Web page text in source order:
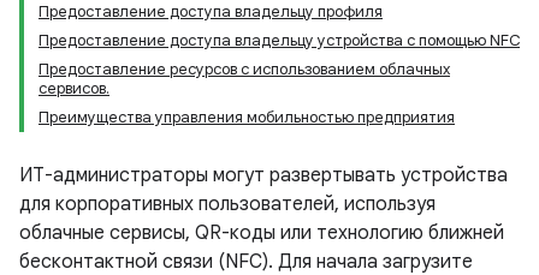
Предоставление доступа владельцу профиля
Предоставление доступа владельцу устройства с помощью NFC
Предоставление ресурсов с использованием облачных
сервисов.
Преимущества управления мобильностью предприятия
ИТ-администраторы могут развертывать устройства
для корпоративных пользователей, используя
облачные сервисы, QR-коды или технологию ближней
бесконтактной связи (NFC). Для начала загрузите